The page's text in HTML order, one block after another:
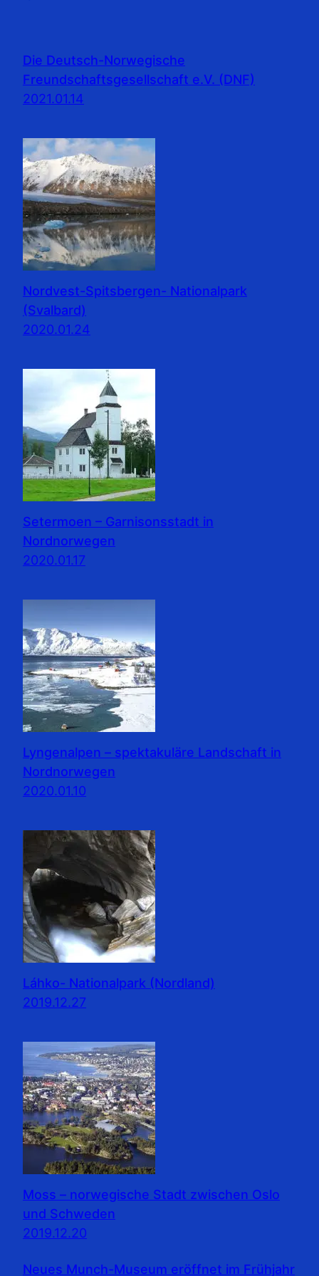
Die Deutsch-Norwegische
Freundschaftsgesellschaft e.V. (DNF)
2021.01.14
Nordvest-Spitsbergen- Nationalpark
(Svalbard)
2020.01.24
Setermoen – Garnisonsstadt in
Nordnorwegen
2020.01.17
Lyngenalpen – spektakuläre Landschaft in
Nordnorwegen
2020.01.10
Láhko- Nationalpark (Nordland)
2019.12.27
Moss – norwegische Stadt zwischen Oslo
und Schweden
2019.12.20
Neues Munch-Museum eröffnet im Frühjahr